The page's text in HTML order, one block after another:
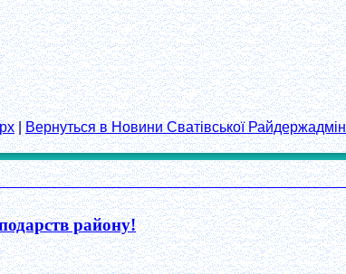
|Вернуться в Новини Сватівської
району!